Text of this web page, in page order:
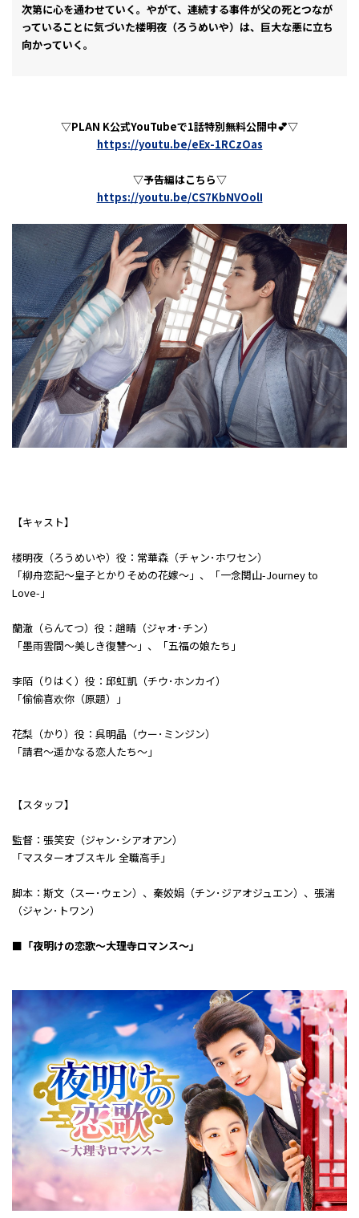
次第に心を通わせていく。やがて、連続する事件が父の死とつなが
っていることに気づいた楼明夜（ろうめいや）は、巨大な悪に立ち
向かっていく。
▽PLAN K公式YouTubeで1話特別無料公開中💕▽
https://youtu.be/eEx-1RCzOas
▽予告編はこちら▽
https://youtu.be/CS7KbNVOolI
【キャスト】
楼明夜（ろうめいや）役：常華森（チャン･ホワセン）
「柳舟恋記～皇子とかりそめの花嫁～」、「一念関山-Journey to
Love-」
蘭澈（らんてつ）役：趙晴（ジャオ･チン）
「墨雨雲間～美しき復讐～」、「五福の娘たち」
李陌（りはく）役：邱虹凱（チウ･ホンカイ）
「偷偷喜欢你（原題）」
花梨（かり）役：呉明晶（ウー･ミンジン）
「請君～遥かなる恋人たち～」
【スタッフ】
監督：張笑安（ジャン･シアオアン）
「マスターオブスキル 全職高手」
脚本：斯文（スー･ウェン）、秦姣娟（チン･ジアオジュエン）、張湍
（ジャン･トワン）
■「夜明けの恋歌～大理寺ロマンス～」